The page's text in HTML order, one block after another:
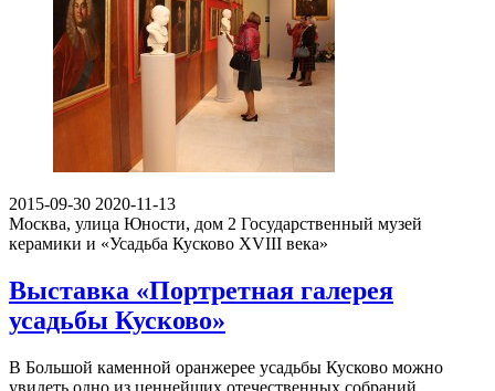
2015-09-30 2020-11-13
Москва, улица Юности, дом 2 Государственный музей
керамики и «Усадьба Кусково XVIII века»
Выставка «Портретная галерея
усадьбы Кусково»
В Большой каменной оранжерее усадьбы Кусково можно
увидеть одно из ценнейших отечественных собраний